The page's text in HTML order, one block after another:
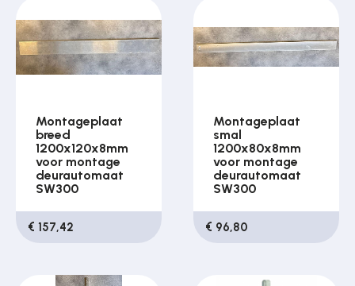
Montageplaat
breed
1200x120x8mm
voor montage
deurautomaat
SW300
€ 157,42
Montageplaat
smal
1200x80x8mm
voor montage
deurautomaat
SW300
€ 96,80